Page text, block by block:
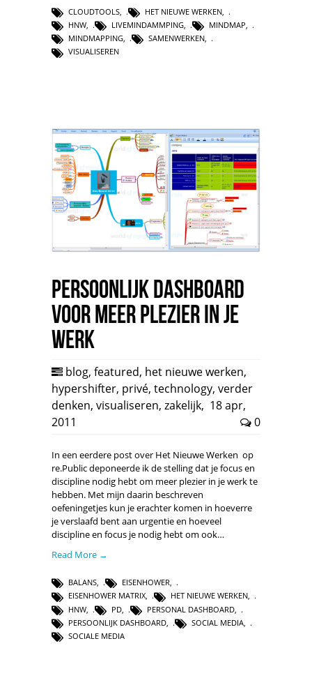
CLOUDTOOLS, HET NIEUWE WERKEN,
HNW, LIVEMINDAMMPING, MINDMAP,
MINDMAPPING, SAMENWERKEN,
VISUALISEREN
Persoonlijk dashboard
voor meer plezier in je
werk
blog, featured, het nieuwe werken,
hypershifter, privé, technology, verder
denken, visualiseren, zakelijk, 18 apr,
2011
0
In een eerdere post over Het Nieuwe Werken op
re.Public deponeerde ik de stelling dat je focus en
discipline nodig hebt om meer plezier in je werk te
hebben. Met mijn daarin beschreven
oefeningetjes kun je erachter komen in hoeverre
je verslaafd bent aan urgentie en hoeveel
discipline en focus je nodig hebt om ook…
Read More →
BALANS, EISENHOWER,
EISENHOWER MATRIX, HET NIEUWE WERKEN,
HNW
PD PERSONAL DASHBOARD
PERSOONLIJK DASHBOARD
SOCIAL MEDIA
SOCIALE MEDIA